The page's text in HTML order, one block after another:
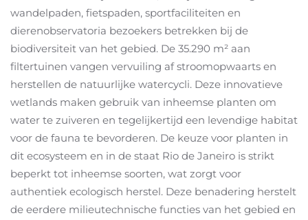
wandelpaden, fietspaden, sportfaciliteiten en
dierenobservatoria bezoekers betrekken bij de
biodiversiteit van het gebied. De 35.290 m² aan
filtertuinen vangen vervuiling af stroomopwaarts en
herstellen de natuurlijke watercycli. Deze innovatieve
wetlands maken gebruik van inheemse planten om
water te zuiveren en tegelijkertijd een levendige habitat
voor de fauna te bevorderen. De keuze voor planten in
dit ecosysteem en in de staat Rio de Janeiro is strikt
beperkt tot inheemse soorten, wat zorgt voor
authentiek ecologisch herstel. Deze benadering herstelt
de eerdere milieutechnische functies van het gebied en